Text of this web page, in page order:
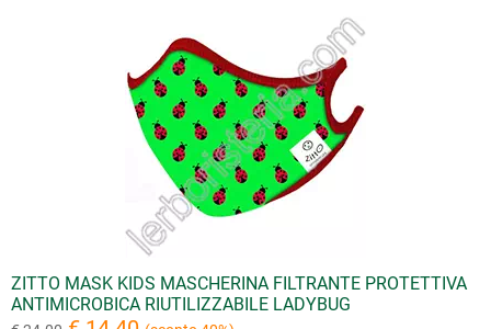
ZITTO MASK KIDS MASCHERINA FILTRANTE PROTETTIVA
ANTIMICROBICA RIUTILIZZABILE LADYBUG